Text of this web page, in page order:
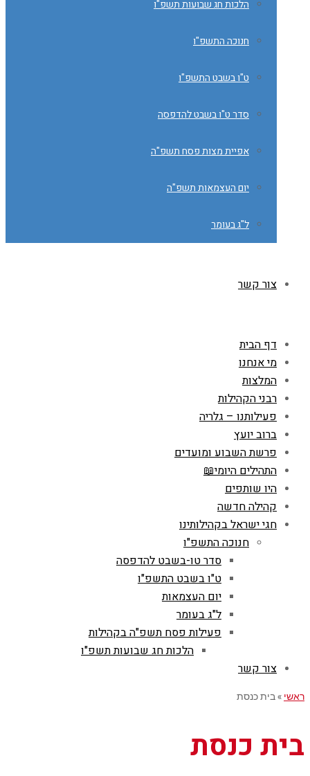
הלכות חג שבועות תשפ"ו
חנוכה התשפ"ו
ט"ו בשבט התשפ"ו
סדר ט"ו בשבט להדפסה
אפיית מצות פסח תשפ"ה
יום העצמאות תשפ"ה
ל"ג בעומר
צור קשר
דף הבית
מי אנחנו
המלצות
רבני הקהילות
פעילותנו – גלריה
ברוב יועץ
פרשת השבוע ומועדים
התהילים היומי📖
היו שותפים
קהילה חדשה
חגי ישראל בקהילותינו
חנוכה התשפ"ו
סדר טו-בשבט להדפסה
ט"ו בשבט התשפ"ו
יום העצמאות
ל"ג בעומר
פעילות פסח תשפ"ה בקהילות
הלכות חג שבועות תשפ"ו
צור קשר
ראשי »בית כנסת
בית כנסת